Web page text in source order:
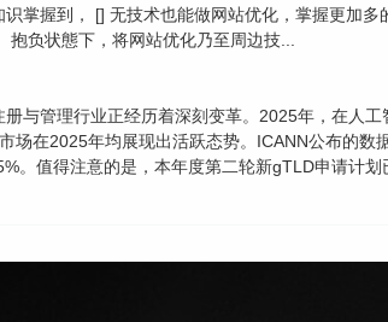
掌握到， [] 无技术也能做网站优化，掌握更加
负状態下，将网站优化乃至周边技...
与管理行业正经历着深刻变革。2025年，在人
场在2025年均展现出活跃态势。ICANN公布的
。值得注意的是，本年度第二轮新gTLD申请计划